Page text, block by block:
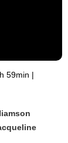
59min |